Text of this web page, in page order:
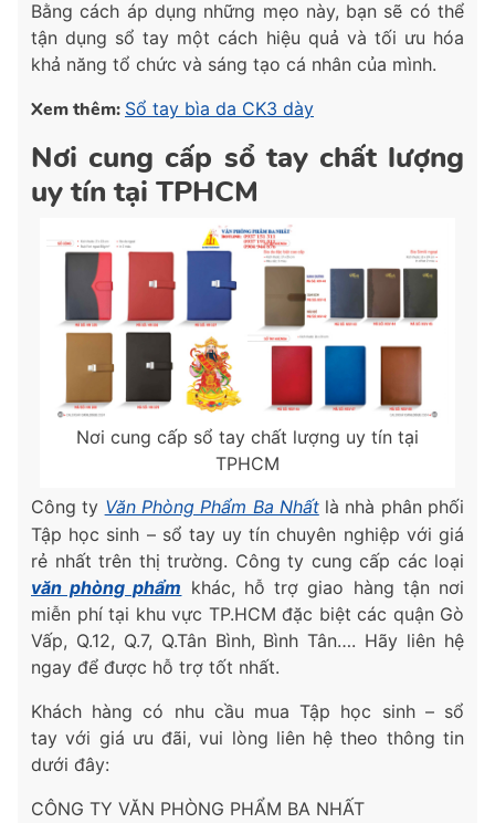
Bằng cách áp dụng những mẹo này, bạn sẽ có thể
tận dụng sổ tay một cách hiệu quả và tối ưu hóa
khả năng tổ chức và sáng tạo cá nhân của mình.
Xem thêm: Sổ tay bìa da CK3 dày
Nơi cung cấp sổ tay chất lượng
uy tín tại TPHCM
Nơi cung cấp sổ tay chất lượng uy tín tại
TPHCM
Công ty Văn Phòng Phẩm Ba Nhấtlà nhà phân phối
Tập học sinh – sổ tay uy tín chuyên nghiệp với giá
rẻ nhất trên thị trường. Công ty cung cấp các loại
văn phòng phẩm khác, hỗ trợ giao hàng tận nơi
miễn phí tại khu vực TP.HCM đặc biệt các quận Gò
Vấp, Q.12, Q.7, Q.Tân Bình, Bình Tân…. Hãy liên hệ
ngay để được hỗ trợ tốt nhất.
Khách hàng có nhu cầu mua Tập học sinh – sổ
tay với giá ưu đãi, vui lòng liên hệ theo thông tin
dưới đây:
CÔNG TY VĂN PHÒNG PHẨM BA NHẤT